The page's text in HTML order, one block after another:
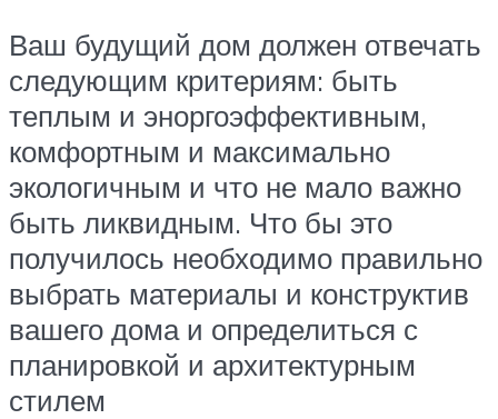
Ваш будущий дом должен отвечать
следующим критериям: быть
теплым и эноргоэффективным,
комфортным и максимально
экологичным и что не мало важно
быть ликвидным. Что бы это
получилось необходимо правильно
выбрать материалы и конструктив
вашего дома и определиться с
планировкой и архитектурным
стилем